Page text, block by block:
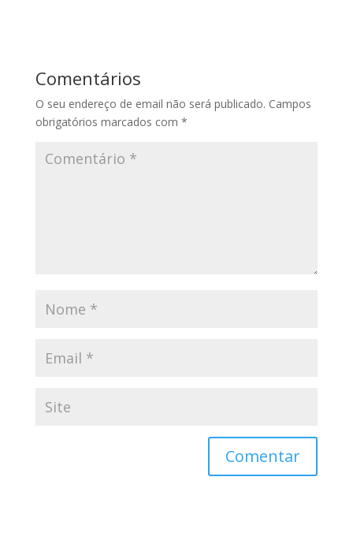
Comentários
O seu endereço de email não será publicado. Campos
obrigatórios marcados com *